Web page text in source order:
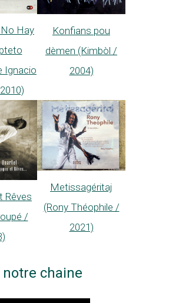
Hay
Ignacio
Konfians pou
dèmen (Kimbòl /
2004)
Rêves
/
Metissagéritaj
(Rony Théophile /
2021)
chaine